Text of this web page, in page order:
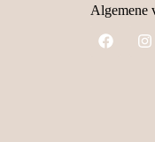
Algemene